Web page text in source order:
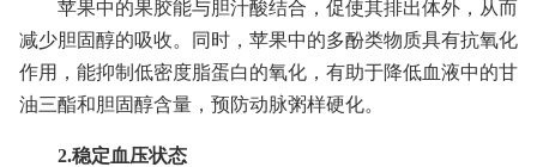
苹果中的果胶能与胆汁酸结合，促使其排出体外，从而
减少胆固醇的吸收。同时，苹果中的多酚类物质具有抗氧化
作用，能抑制低密度脂蛋白的氧化，有助于降低血液中的甘
油三酯和胆固醇含量，预防动脉粥样硬化。
2.稳定血压状态